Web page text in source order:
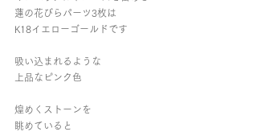
蓮の花びらパーツ3枚は
K18イエローゴールドです
吸い込まれるような
上品なピンク色
煌めくストーンを
眺めていると